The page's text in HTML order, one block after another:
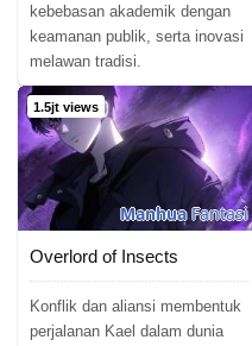
kebebasan akademik dengan
keamanan publik, serta inovasi
melawan tradisi.
1.5jt views
ManhuaFantasi
Overlord of Insects
Konflik dan aliansi membentuk
perjalanan Kael dalam dunia